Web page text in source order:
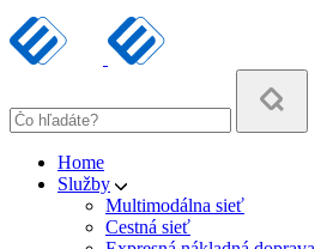
Home
Služby
Multimodálna sieť
Cestná sieť